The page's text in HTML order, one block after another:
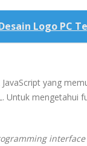
Logo PC
JavaScript yang
Untuk mengetahui
interface